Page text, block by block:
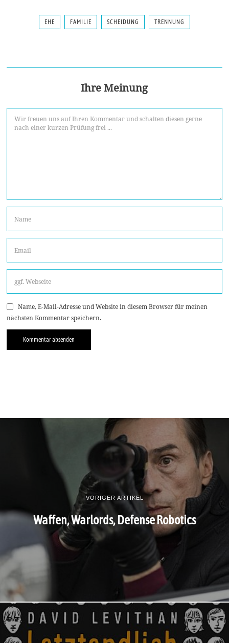
EHE FAMILIE SCHEIDUNG TRENNUNG
Ihre Meinung
Name, E-Mail-Adresse und Website in diesem Browser für meinen
nächsten Kommentar speichern.
VORIGER ARTIKEL
Waffen, Warlords, Defense Robotics